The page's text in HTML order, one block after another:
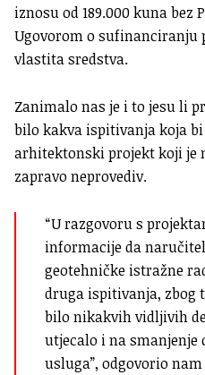
iznosu od 189.000 kuna bez
Ugovorom o sufinanciranju
vlastita sredstva.
Zanimalo nas je i to jesu li
bilo kakva ispitivanja koja
arhitektonski projekt koji je
zapravo neprovediv.
“U razgovoru s
informacije da
geotehničke istražne
druga ispitivanja, zbog
bilo nikakvih vidljivih
utjecalo i na smanjenje
usluga”, odgovorio nam